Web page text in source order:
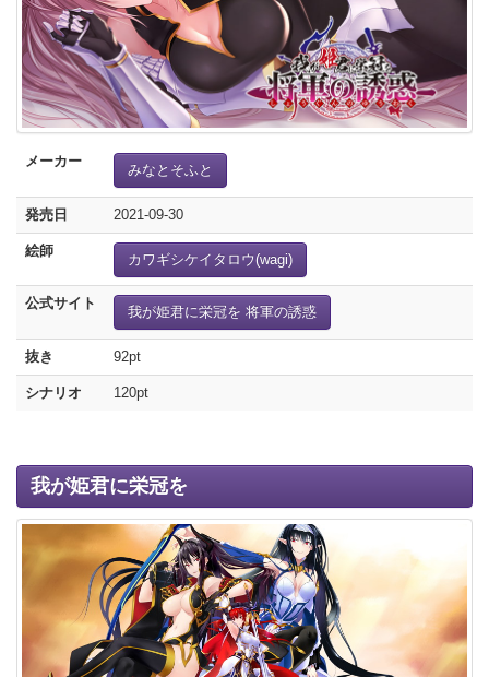
メーカー
みなとそふと
発売日 2021-09-30
絵師
カワギシケイタロウ(wagi)
公式サイト
我が姫君に栄冠を 将軍の誘惑
抜き 92pt
シナリオ 120pt
我が姫君に栄冠を